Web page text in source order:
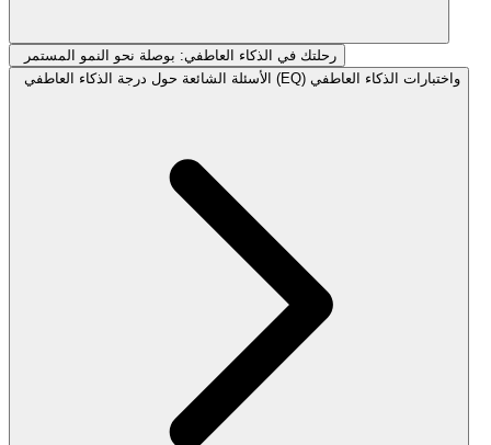
رحلتك في الذكاء العاطفي: بوصلة نحو النمو المستمر
الأسئلة الشائعة حول درجة الذكاء العاطفي (EQ) واختبارات الذكاء العاطفي